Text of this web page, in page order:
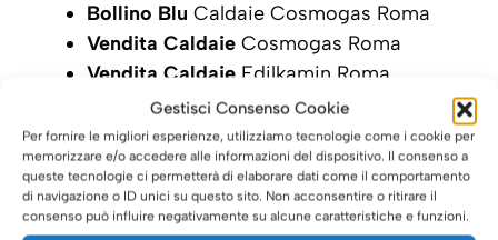
Gestisci Consenso Cookie
Per fornire le migliori esperienze, utilizziamo tecnologie come i cookie per
memorizzare e/o accedere alle informazioni del dispositivo. Il consenso a
queste tecnologie ci permetterà di elaborare dati come il comportamento
di navigazione o ID unici su questo sito. Non acconsentire o ritirare il
consenso può influire negativamente su alcune caratteristiche e funzioni.
Bollino Blu Caldaie Cosmogas Roma
Vendita Caldaie Cosmogas Roma
Vendita Caldaie Edilkamin Roma
SCRIVI ORA LA TUA RICHIESTA DI
INTERVENTO